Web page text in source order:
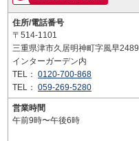
住所/電話番号
〒514-1101
三重県津市久居明神町字風早2489
インターガーデン内
TEL： 0120-700-868
TEL： 059-269-5280
営業時間
午前9時〜午後6時